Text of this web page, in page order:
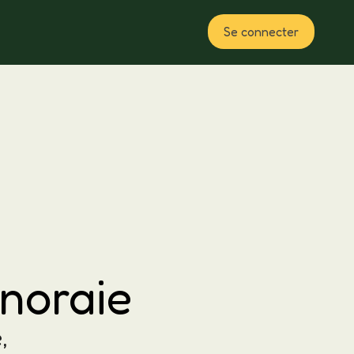
Se connecter
Plan